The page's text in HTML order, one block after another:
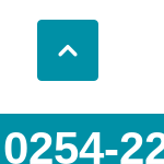
0254-